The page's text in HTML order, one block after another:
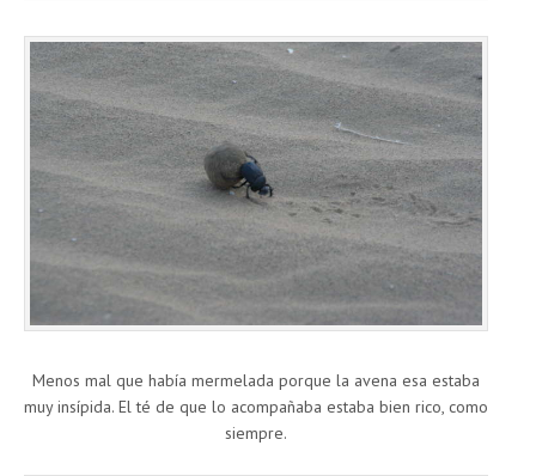
Menos mal que había mermelada porque la avena esa estaba
muy insípida. El té de que lo acompañaba estaba bien rico, como
siempre.